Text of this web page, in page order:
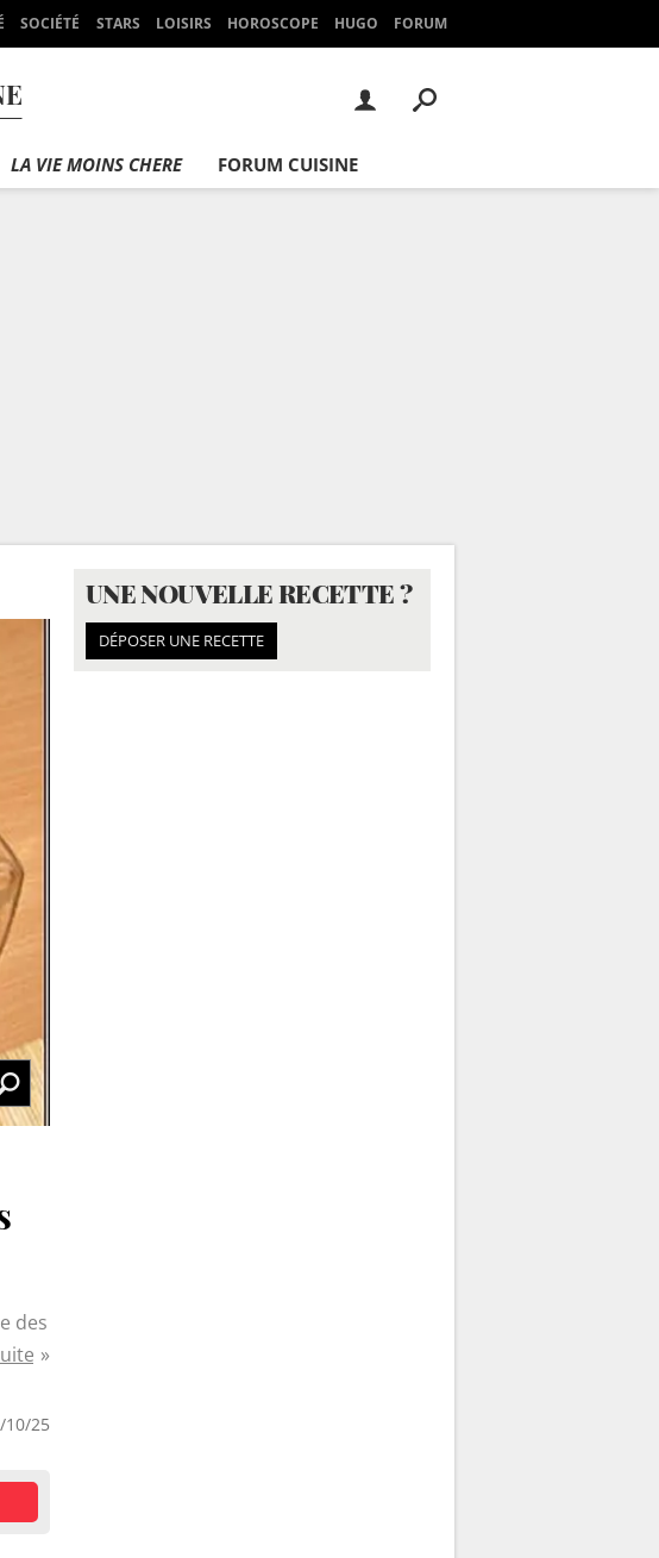
SOCIÉTÉ STARS LOISIRS HOROSCOPE HUGO FORUM
LA VIE MOINS CHERE FORUM CUISINE
des
10/25
UNE NOUVELLE RECETTE ?
DÉPOSER UNE RECETTE